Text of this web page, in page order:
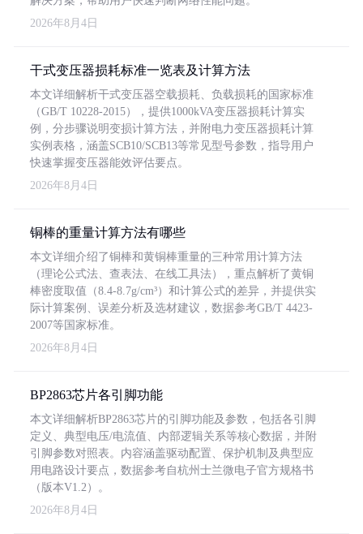
2026年8月4日
干式变压器损耗标准一览表及计算方法
本文详细解析干式变压器空载损耗、负载损耗的国家标准
（GB/T 10228-2015），提供1000kVA变压器损耗计算实
例，分步骤说明变损计算方法，并附电力变压器损耗计算
实例表格，涵盖SCB10/SCB13等常见型号参数，指导用户
快速掌握变压器能效评估要点。
2026年8月4日
铜棒的重量计算方法有哪些
本文详细介绍了铜棒和黄铜棒重量的三种常用计算方法
（理论公式法、查表法、在线工具法），重点解析了黄铜
棒密度取值（8.4-8.7g/cm³）和计算公式的差异，并提供实
际计算案例、误差分析及选材建议，数据参考GB/T 4423-
2007等国家标准。
2026年8月4日
BP2863芯片各引脚功能
本文详细解析BP2863芯片的引脚功能及参数，包括各引脚
定义、典型电压/电流值、内部逻辑关系等核心数据，并附
引脚参数对照表。内容涵盖驱动配置、保护机制及典型应
用电路设计要点，数据参考自杭州士兰微电子官方规格书
（版本V1.2）。
2026年8月4日